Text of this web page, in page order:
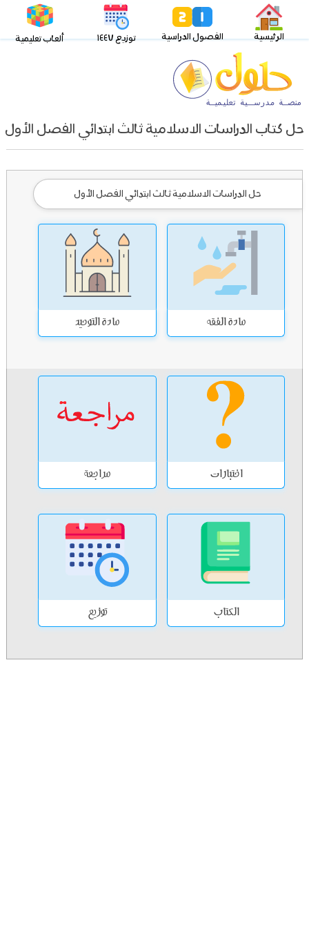
الرئيسية الفصول الدراسية توزيع ١٤٤٧ ألعاب تعليمية
حل كتاب الدراسات الاسلامية ثالث ابتدائي الفصل الأول
حل الدراسات الاسلامية ثالث ابتدائي الفصل الأول
مادة الفقه مادة التوحيد
اختبارات مراجعة
الكتاب توزيع